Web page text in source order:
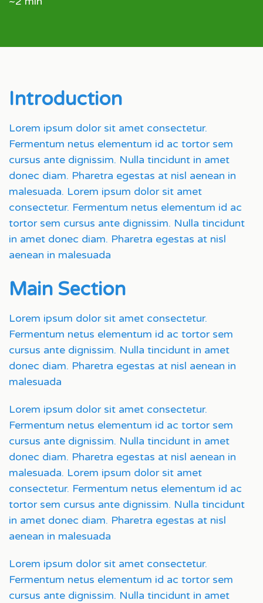
Introduction
Lorem ipsum dolor sit amet consectetur.
Fermentum netus elementum id ac tortor sem
cursus ante dignissim. Nulla tincidunt in amet
donec diam. Pharetra egestas at nisl aenean in
malesuada. Lorem ipsum dolor sit amet
consectetur. Fermentum netus elementum id ac
tortor sem cursus ante dignissim. Nulla tincidunt
in amet donec diam. Pharetra egestas at nisl
aenean in malesuada
Main Section
Lorem ipsum dolor sit amet consectetur.
Fermentum netus elementum id ac tortor sem
cursus ante dignissim. Nulla tincidunt in amet
donec diam. Pharetra egestas at nisl aenean in
malesuada
Lorem ipsum dolor sit amet consectetur.
Fermentum netus elementum id ac tortor sem
cursus ante dignissim. Nulla tincidunt in amet
donec diam. Pharetra egestas at nisl aenean in
malesuada. Lorem ipsum dolor sit amet
consectetur. Fermentum netus elementum id ac
tortor sem cursus ante dignissim. Nulla tincidunt
in amet donec diam. Pharetra egestas at nisl
aenean in malesuada
Lorem ipsum dolor sit amet consectetur.
Fermentum netus elementum id ac tortor sem
cursus ante dignissim. Nulla tincidunt in amet